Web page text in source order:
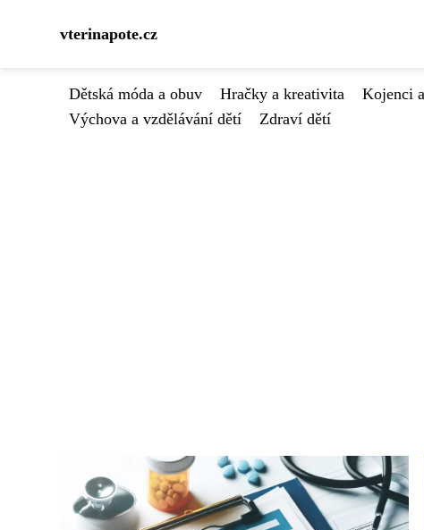
vterinapote.cz
Dětská móda a obuv Hračky a kreativita Kojenci
Výchova a vzdělávání dětí
Zdraví dětí